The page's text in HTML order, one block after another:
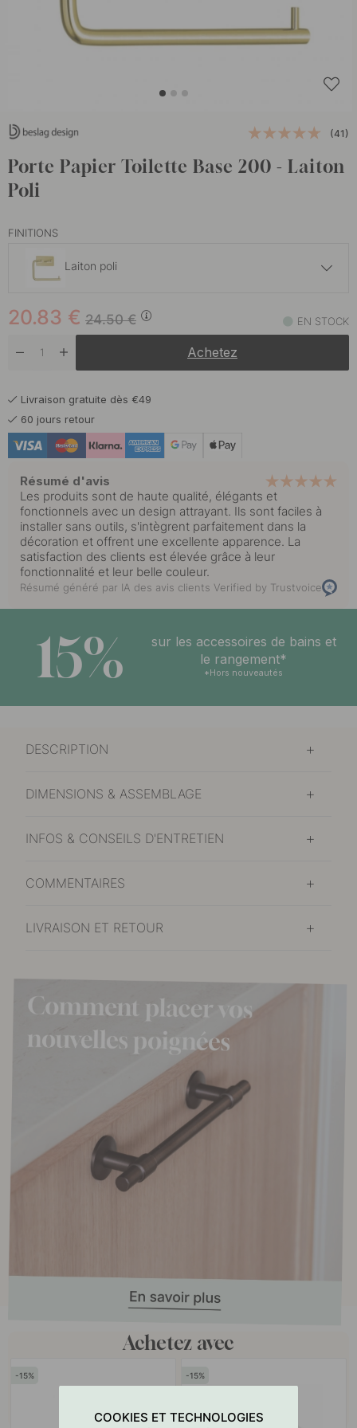
(41)
Porte Papier Toilette Base 200 - Laiton
Poli
FINITIONS
Laiton poli
Acier inoxydable brossé En stock
En stock
Noir mat
24.50€
20.83 € EN STOCK
Achetez
Livraison gratuite dès €49
60 jours retour
Résumé d'avis
Les produits sont de haute qualité, élégants et
fonctionnels avec un design attrayant. Ils sont faciles à
installer sans outils, s'intègrent parfaitement dans la
décoration et offrent une excellente apparence. La
satisfaction des clients est élevée grâce à leur
fonctionnalité et leur belle couleur.
Résumé généré par IA des avis clients Verified by Trustvoice
15%
sur les accessoires de bains et
le rangement*
*Hors nouveautés
DESCRIPTION
DIMENSIONS & ASSEMBLAGE
INFOS & CONSEILS D'ENTRETIEN
COMMENTAIRES
LIVRAISON ET RETOUR
Achetez avec
15 15
COOKIES ET TECHNOLOGIES